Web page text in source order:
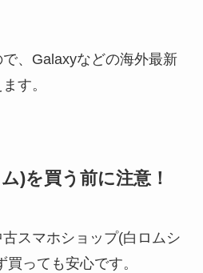
、Galaxyなどの海外最新
す。
)を買う前に注意！
スマホショップ(白ロムシ
っても安心です。